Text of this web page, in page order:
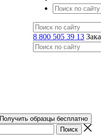
8 800 505 39 13
Получить образцы бесплатно